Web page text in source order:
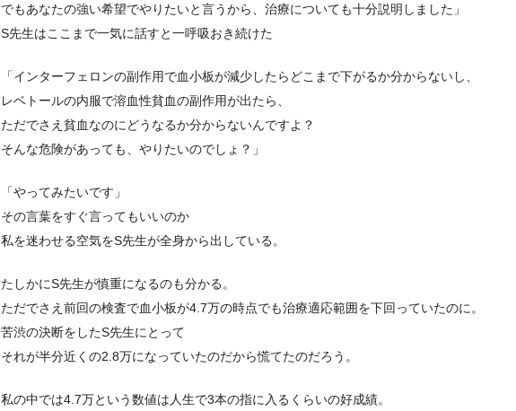
でもあなたの強い希望でやりたいと言うから、治療についても十分説明しました」
S先生はここまで一気に話すと一呼吸おき続けた
「インターフェロンの副作用で血小板が減少したらどこまで下がるか分からないし、
レベトールの内服で溶血性貧血の副作用が出たら、
ただでさえ貧血なのにどうなるか分からないんですよ？
そんな危険があっても、やりたいのでしょ？」
「やってみたいです」
その言葉をすぐ言ってもいいのか
私を迷わせる空気をS先生が全身から出している。
たしかにS先生が慎重になるのも分かる。
ただでさえ前回の検査で血小板が4.7万の時点でも治療適応範囲を下回っていたのに。
苦渋の決断をしたS先生にとって
それが半分近くの2.8万になっていたのだから慌てたのだろう。
私の中では4.7万という数値は人生で3本の指に入るくらいの好成績。